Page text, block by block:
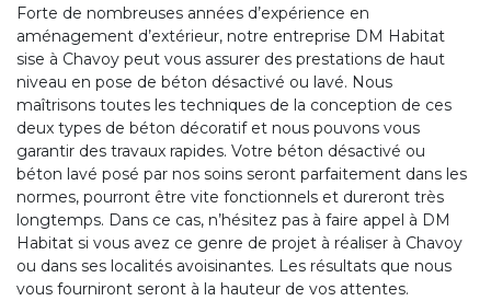
Forte de nombreuses années d’expérience en
aménagement d’extérieur, notre entreprise DM Habitat
sise à Chavoy peut vous assurer des prestations de haut
niveau en pose de béton désactivé ou lavé. Nous
maîtrisons toutes les techniques de la conception de ces
deux types de béton décoratif et nous pouvons vous
garantir des travaux rapides. Votre béton désactivé ou
béton lavé posé par nos soins seront parfaitement dans les
normes, pourront être vite fonctionnels et dureront très
longtemps. Dans ce cas, n’hésitez pas à faire appel à DM
Habitat si vous avez ce genre de projet à réaliser à Chavoy
ou dans ses localités avoisinantes. Les résultats que nous
vous fourniront seront à la hauteur de vos attentes.